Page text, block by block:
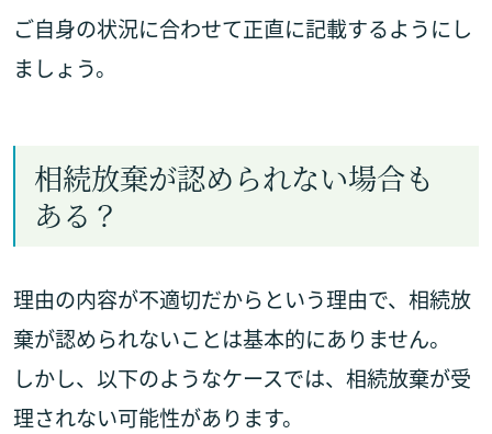
ご自身の状況に合わせて正直に記載するようにし
ましょう。
相続放棄が認められない場合も
ある？
理由の内容が不適切だからという理由で、相続放
棄が認められないことは基本的にありません。
しかし、以下のようなケースでは、相続放棄が受
理されない可能性があります。